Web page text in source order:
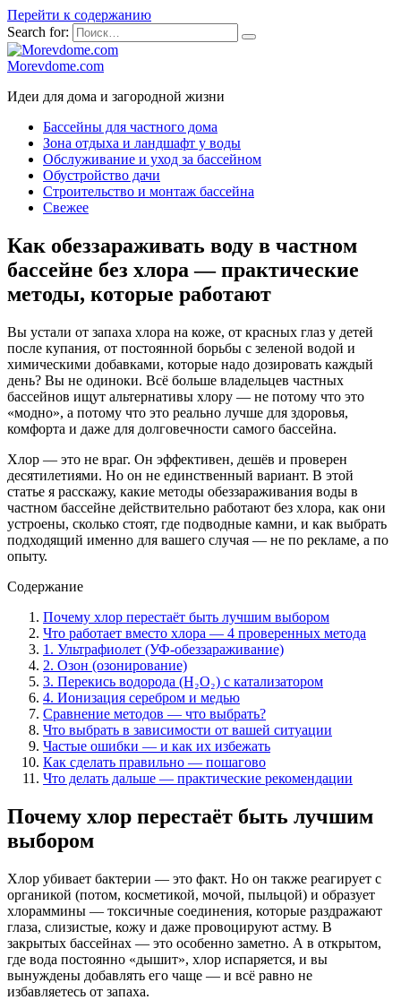
Перейти к содержанию
Search for:
Morevdome.com
Идеи для дома и загородной жизни
Бассейны для частного дома
Зона отдыха и ландшафт у воды
Обслуживание и уход за бассейном
Обустройство дачи
Строительство и монтаж бассейна
Свежее
Как обеззараживать воду в частном
бассейне без хлора — практические
методы, которые работают
Вы устали от запаха хлора на коже, от красных глаз у детей
после купания, от постоянной борьбы с зеленой водой и
химическими добавками, которые надо дозировать каждый
день? Вы не одиноки. Всё больше владельцев частных
бассейнов ищут альтернативы хлору — не потому что это
«модно», а потому что это реально лучше для здоровья,
комфорта и даже для долговечности самого бассейна.
Хлор — это не враг. Он эффективен, дешёв и проверен
десятилетиями. Но он не единственный вариант. В этой
статье я расскажу, какие методы обеззараживания воды в
частном бассейне действительно работают без хлора, как они
устроены, сколько стоят, где подводные камни, и как выбрать
подходящий именно для вашего случая — не по рекламе, а по
опыту.
Содержание
Почему хлор перестаёт быть лучшим выбором
Что работает вместо хлора — 4 проверенных метода
1. Ультрафиолет (УФ-обеззараживание)
2. Озон (озонирование)
3. Перекись водорода (H₂O₂) с катализатором
4. Ионизация серебром и медью
Сравнение методов — что выбрать?
Что выбрать в зависимости от вашей ситуации
Частые ошибки — и как их избежать
Как сделать правильно — пошагово
Что делать дальше — практические рекомендации
Почему хлор перестаёт быть лучшим
выбором
Хлор убивает бактерии — это факт. Но он также реагирует с
органикой (потом, косметикой, мочой, пыльцой) и образует
хлораммины — токсичные соединения, которые раздражают
глаза, слизистые, кожу и даже провоцируют астму. В
закрытых бассейнах — это особенно заметно. А в открытом,
где вода постоянно «дышит», хлор испаряется, и вы
вынуждены добавлять его чаще — и всё равно не
избавляетесь от запаха.